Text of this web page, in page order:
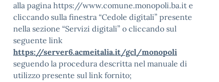
alla pagina https://www.comune.monopoli.ba.it e
cliccando sulla finestra “Cedole digitali” presente
nella sezione “Servizi digitali” o cliccando sul
seguente link
https://server6.acmeitalia.it/gcl/monopoli
seguendo la procedura descritta nel manuale di
utilizzo presente sul link fornito;